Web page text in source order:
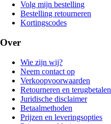
Volg mijn bestelling
Bestelling retourneren
Kortingscodes
Over
Wie zijn wij?
Neem contact op
Verkoopvoorwaarden
Retourneren en terugbetalen
Juridische disclaimer
Betaalmethoden
Prijzen en leveringsopties